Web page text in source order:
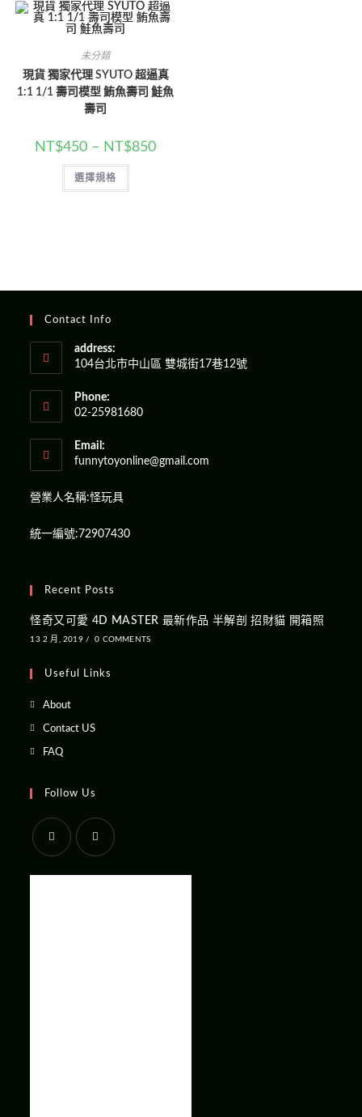
未分類
現貨 獨家代理 SYUTO 超逼真
1:1 1/1 壽司模型 鮪魚壽司 鮭魚
壽司
NT$450 – NT$850
選擇規格
Contact Info
address:
104台北市中山區 雙城街17巷12號
Phone:
02-25981680
Email:
funnytoyonline@gmail.com
營業人名稱:怪玩具
統一編號:72907430
Recent Posts
怪奇又可愛 4D MASTER 最新作品 半解剖 招財貓 開箱照
13 2 月, 2019 / 0 COMMENTS
Useful Links
About
Contact US
FAQ
Follow Us